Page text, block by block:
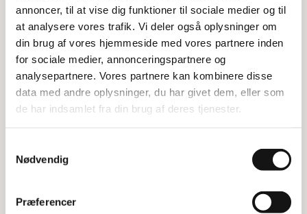
annoncer, til at vise dig funktioner til sociale medier og til
at analysere vores trafik. Vi deler også oplysninger om
din brug af vores hjemmeside med vores partnere inden
for sociale medier, annonceringspartnere og
analysepartnere. Vores partnere kan kombinere disse
data med andre oplysninger, du har givet dem, eller som
de har indsamlet fra din brug af deres tjenester.
Nødvendig
Præferencer
grenreol System 10. Det er vigtigt at bemærke, at dette er
et følgesæt. Du kan justere centerafstanden fra 1040 mm
til 1450 mm, så den passer til dine behov.
Centerafstand og justering
Med denne krydsafstivning får du fleksibilitet til at variere
centerafstanden. Det betyder, at du kan tilpasse den til
Specifikationer:
Designet til: Owo grenreol System 10